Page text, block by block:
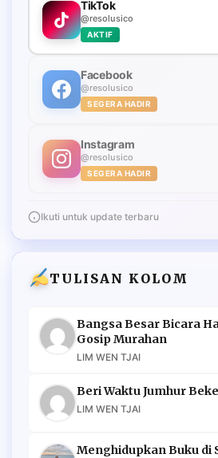
TikTok
@resolusico
AKTIF
Facebook
@resolusico
SEGERA HADIR
Instagram
@resolusico
SEGERA HADIR
Ikuti untuk update terbaru
TULISAN KOLOM
Bangsa Besar Bicara
Gosip Murahan
LIM WEN TJAI
Beri Waktu Jumhur
LIM WEN TJAI
Menghidupkan Buku di